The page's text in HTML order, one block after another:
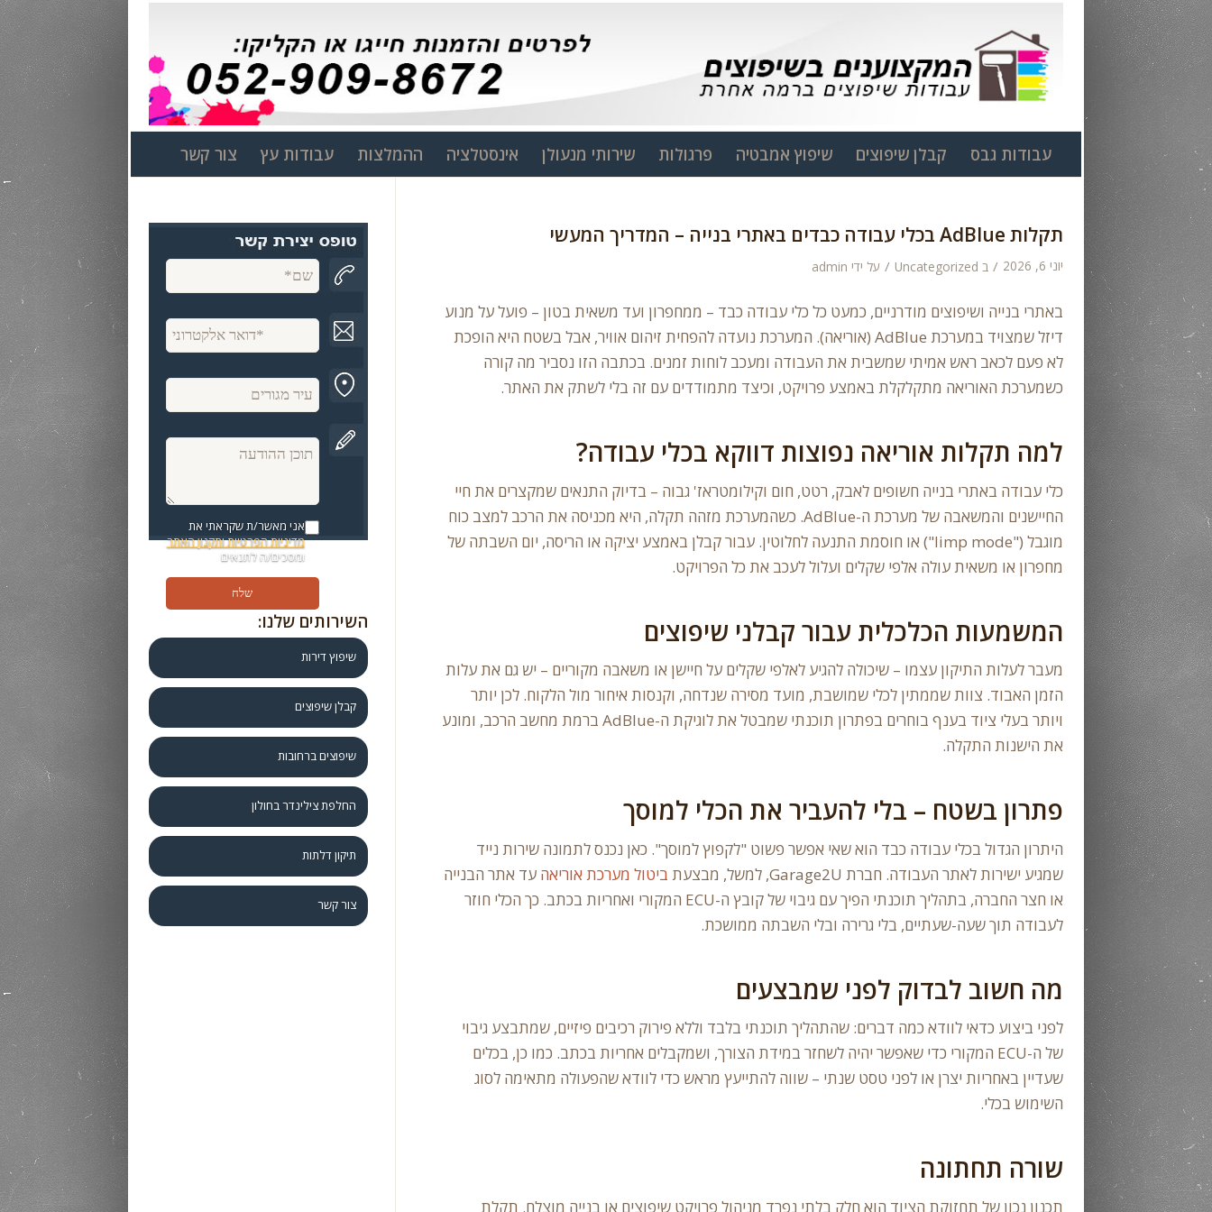
עבודות גבס קבלן שיפוצים שיפוץ אמבטיה פרגולות שירותי מנעולן אינסטלציה ההמלצות עבודות עץ צור קשר
תקלות AdBlue בכלי עבודה כבדים באתרי בנייה – המדריך המעשי
יוני 6, 2026 / ב Uncategorized
/ על ידי admin
באתרי בנייה ושיפוצים מודרניים, כמעט כל כלי עבודה כבד – ממחפרון ועד משאית בטון – פועל על מנוע
דיזל שמצויד במערכת AdBlue (אוריאה). המערכת נועדה להפחית זיהום אוויר, אבל בשטח היא הופכת
לא פעם לכאב ראש אמיתי שמשבית את העבודה ומעכב לוחות זמנים. בכתבה הזו נסביר מה קורה
כשמערכת האוריאה מתקלקלת באמצע פרויקט, וכיצד מתמודדים עם זה בלי לשתק את האתר.
למה תקלות אוריאה נפוצות דווקא בכלי עבודה?
כלי עבודה באתרי בנייה חשופים לאבק, רטט, חום וקילומטראז' גבוה – בדיוק התנאים שמקצרים את חיי
החיישנים והמשאבה של מערכת ה-AdBlue. כשהמערכת מזהה תקלה, היא מכניסה את הרכב למצב כוח
מוגבל ("limp mode") או חוסמת התנעה לחלוטין. עבור קבלן באמצע יציקה או הריסה, יום השבתה של
מחפרון או משאית עולה אלפי שקלים ועלול לעכב את כל הפרויקט.
המשמעות הכלכלית עבור קבלני שיפוצים
מעבר לעלות התיקון עצמו – שיכולה להגיע לאלפי שקלים על חיישן או משאבה מקוריים – יש גם את עלות
הזמן האבוד. צוות שממתין לכלי שמושבת, מועד מסירה שנדחה, וקנסות איחור מול הלקוח. לכן יותר
ויותר בעלי ציוד בענף בוחרים בפתרון תוכנתי שמבטל את לוגיקת ה-AdBlue ברמת מחשב הרכב, ומונע
את הישנות התקלה.
פתרון בשטח – בלי להעביר את הכלי למוסך
היתרון הגדול בכלי עבודה כבד הוא שאי אפשר פשוט "לקפוץ למוסך". כאן נכנס לתמונה שירות נייד
שמגיע ישירות לאתר העבודה. חברת Garage2U, למשל, מבצעת
ביטול מערכת אוריאה עד אתר הבנייה
או חצר החברה, בתהליך תוכנתי הפיך עם גיבוי של קובץ ה-ECU המקורי ואחריות בכתב. כך הכלי חוזר
לעבודה תוך שעה-שעתיים, בלי גרירה ובלי השבתה ממושכת.
מה חשוב לבדוק לפני שמבצעים
לפני ביצוע כדאי לוודא כמה דברים: שהתהליך תוכנתי בלבד וללא פירוק רכיבים פיזיים, שמתבצע גיבוי
של ה-ECU המקורי כדי שאפשר יהיה לשחזר במידת הצורך, ושמקבלים אחריות בכתב. כמו כן, בכלים
שעדיין באחריות יצרן או לפני טסט שנתי – שווה להתייעץ מראש כדי לוודא שהפעולה מתאימה לסוג
השימוש בכלי.
שורה תחתונה
תכנון נכון של תחזוקת הציוד הוא חלק בלתי נפרד מניהול פרויקט שיפוצים או בנייה מוצלח. תקלת
אני מאשר/ת שקראתי את
מדיניות הפרטיות ותקנון האתר
ומסכים/ה לתנאים
השירותים שלנו:
שיפוץ דירות
קבלן שיפוצים
שיפוצים ברחובות
החלפת צילינדר בחולון
תיקון דלתות
צור קשר